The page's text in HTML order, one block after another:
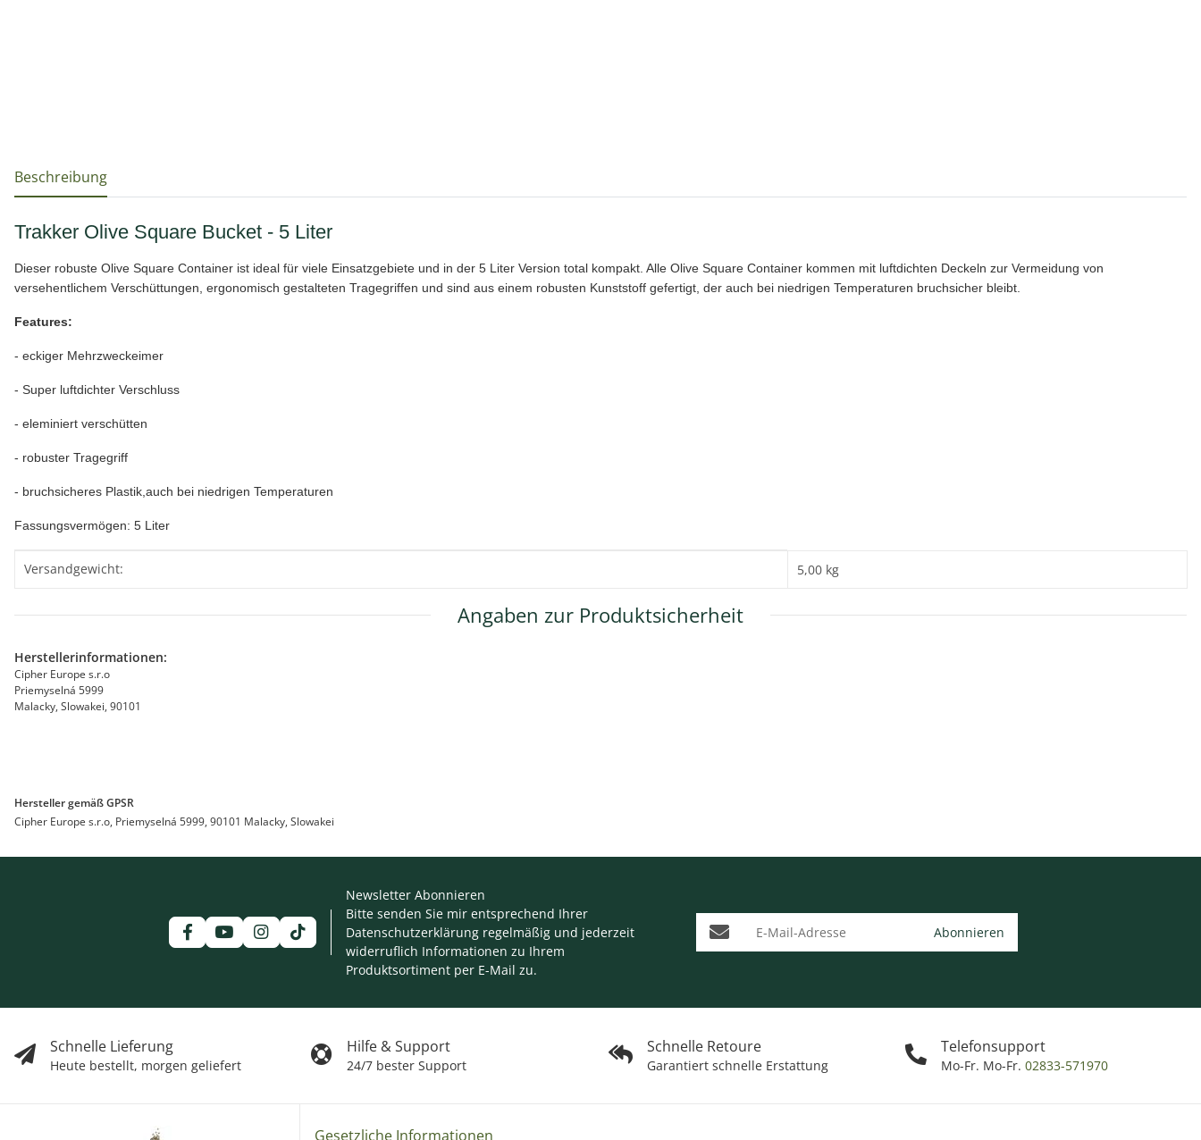
weitere Registerkarten anzeigen
Beschreibung
Trakker Olive Square Bucket - 5 Liter
Dieser robuste Olive Square Container ist ideal für viele Einsatzgebiete und in der 5 Liter Version total kompakt. Alle Olive Square Container kommen mit luftdichten Deckeln zur Vermeidung von
versehentlichem Verschüttungen, ergonomisch gestalteten Tragegriffen und sind aus einem robusten Kunststoff gefertigt, der auch bei niedrigen Temperaturen bruchsicher bleibt.
Features:
- eckiger Mehrzweckeimer
- Super luftdichter Verschluss
- eleminiert verschütten
- robuster Tragegriff
- bruchsicheres Plastik,auch bei niedrigen Temperaturen
Fassungsvermögen: 5 Liter
Produkteigenschaft
Wert
Versandgewicht: 5,00 kg
Angaben zur Produktsicherheit
Herstellerinformationen:
Cipher Europe s.r.o
Priemyselná 5999
Malacky, Slowakei, 90101
Hersteller gemäß GPSR
Cipher Europe s.r.o, Priemyselná 5999, 90101 Malacky, Slowakei
Schnelle Lieferung
Heute bestellt, morgen geliefert
Hilfe & Support
24/7 bester Support
Schnelle Retoure
Garantiert schnelle Erstattung
Telefonsupport
Mo-Fr. Mo-Fr. 02833-571970
Newsletter Abonnieren
Bitte senden Sie mir entsprechend Ihrer
Datenschutzerklärung regelmäßig und jederzeit
widerruflich Informationen zu Ihrem
Produktsortiment per E-Mail zu.
E-Mail-Adresse Abonnieren
Gesetzliche Informationen